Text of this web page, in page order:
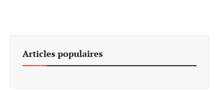
Articles populaires